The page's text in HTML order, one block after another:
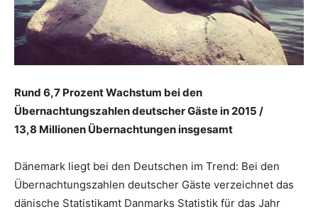
Rund 6,7 Prozent Wachstum bei den
Übernachtungszahlen deutscher Gäste in 2015 /
13,8 Millionen Übernachtungen insgesamt
Dänemark liegt bei den Deutschen im Trend: Bei den
Übernachtungszahlen deutscher Gäste verzeichnet das
dänische Statistikamt Danmarks Statistik für das Jahr